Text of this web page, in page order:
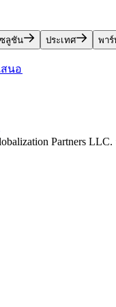
ลูชัน​​ ประเทศ​​ พาร์
นอ​​
Partners